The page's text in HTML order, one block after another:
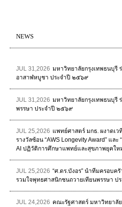
NEWS
JUL 31,2026 มหาวิทยาลัยกรุงเทพธนบุรี
อาสาฬหบูชา ประจำปี ๒๕๖๙
JUL 31,2026 มหาวิทยาลัยกรุงเทพธนบุรี
พรรษา ประจำปี ๒๕๖๙
JUL 25,2026 แพทย์ศาสตร์ มกธ. ผงาดเว
รางวัลซ้อน “AWS Longevity Award” และ
AI ปฏิวัติการศึกษาแพทย์และสุขภาพยุคให
JUL 25,2026 “ศ.ดร.บังอร” นำทีมครอบค
รวมใจพุทธศาสนิกชนถวายเทียนพรรษา ป
JUL 24,2026 คณะรัฐศาสตร์ มหาวิทยาลัย